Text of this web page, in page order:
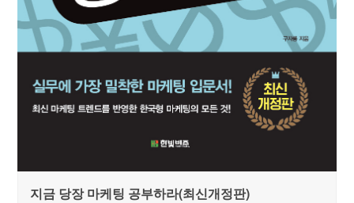
지금 당장 마케팅 공부하라(최신개정판)